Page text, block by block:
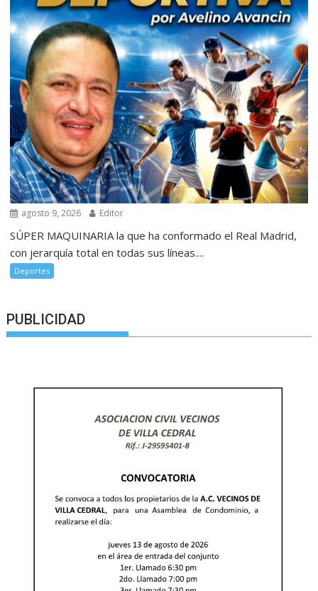
agosto 9, 2026 Editor
SÚPER MAQUINARIA la que ha conformado el Real Madrid,
con jerarquía total en todas sus líneas....
Deportes
PUBLICIDAD